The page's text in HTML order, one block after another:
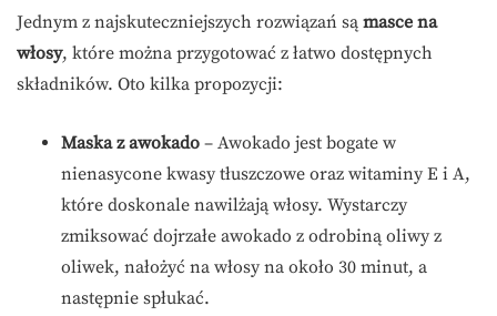
Jednym z najskuteczniejszych rozwiązań są masce na
włosy, które można przygotować z łatwo dostępnych
składników. Oto kilka propozycji:
Maska z awokado – Awokado jest bogate w
nienasycone kwasy tłuszczowe oraz witaminy E i A,
które doskonale nawilżają włosy. Wystarczy
zmiksować dojrzałe awokado z odrobiną oliwy z
oliwek, nałożyć na włosy na około 30 minut, a
następnie spłukać.